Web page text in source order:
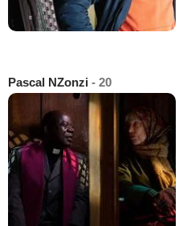
Pascal NZonzi - 20